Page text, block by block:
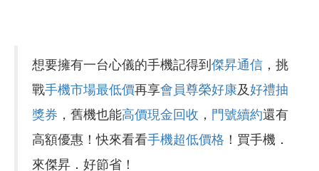
想要擁有一台心儀的手機記得到傑昇通信 ，挑
戰手機市場最低價再享會員尊榮好康及好禮抽
獎券 ，舊機也能高價現金回收 ， 門號續約還有
高額優惠！快來看看手機超低價格 ！買手機．
來傑昇．好節省！